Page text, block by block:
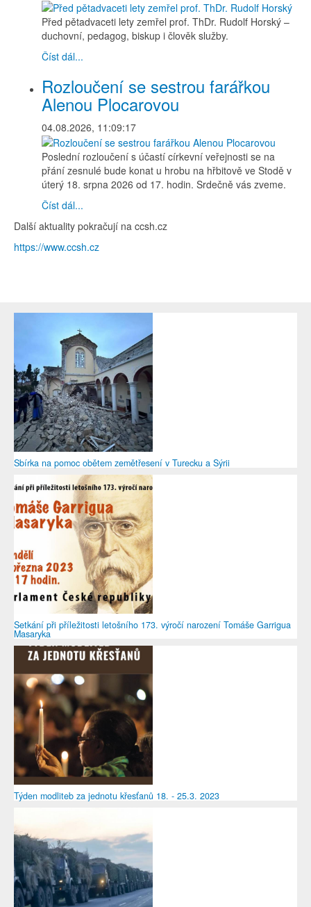
Před pětadvaceti lety zemřel prof. ThDr. Rudolf Horský –
duchovní, pedagog, biskup i člověk služby.
Číst dál...
Rozloučení se sestrou farářkou
Alenou Plocarovou
04.08.2026, 11:09:17
Poslední rozloučení s účastí církevní veřejnosti se na
přání zesnulé bude konat u hrobu na hřbitově ve Stodě v
úterý 18. srpna 2026 od 17. hodin. Srdečně vás zveme.
Číst dál...
Další aktuality pokračují na ccsh.cz
https://www.ccsh.cz
Sbírka na pomoc obětem zemětřesení v Turecku a Sýrii
Setkání při příležitosti letošního 173. výročí narození Tomáše Garrigua
Masaryka
Týden modliteb za jednotu křesťanů 18. - 25.3. 2023